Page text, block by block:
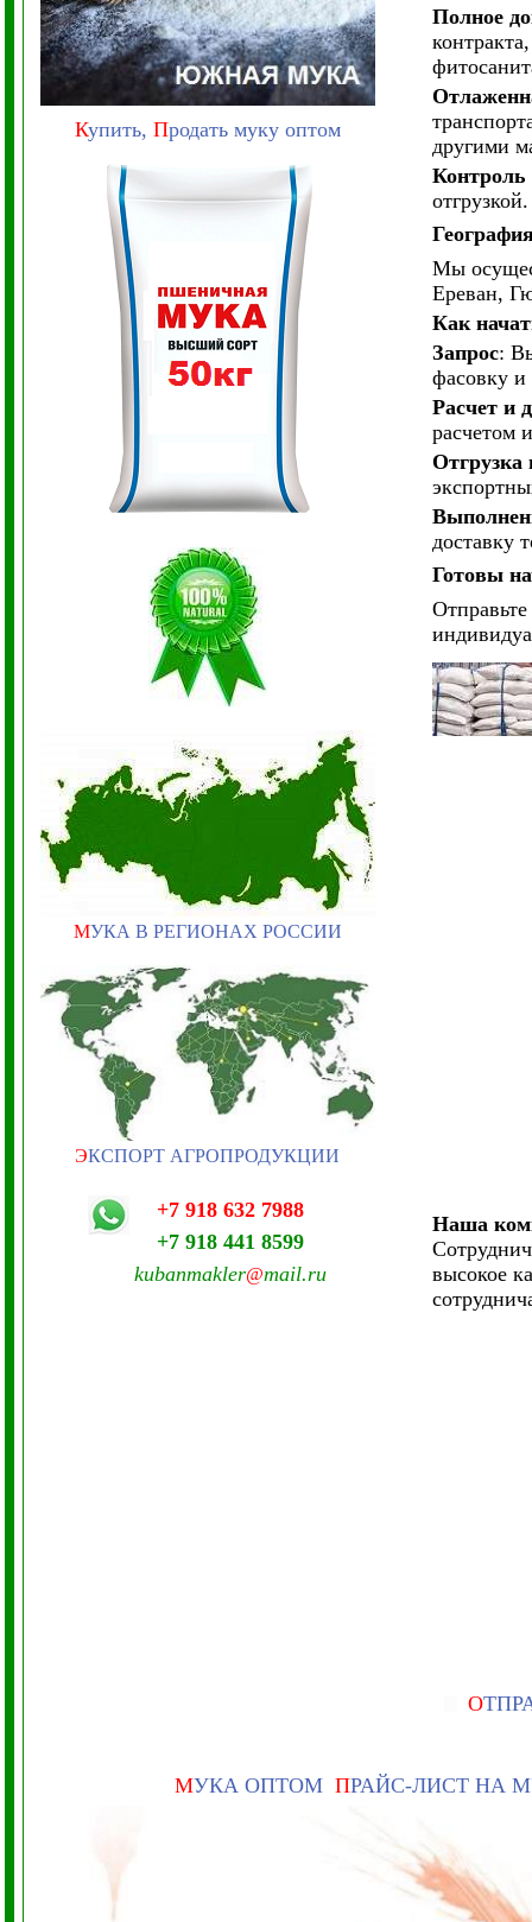
Купить, Продать муку оптом
МУКА В РЕГИОНАХ РОССИИ
ЭКСПОРТ АГРОПРОДУКЦИИ
+7 918 632 7988
+7 918 441 8599
kubanmakler@mail.ru
Полное
другими
Контроль
Мы
Ереван,
Как
Запрос:
фасовку и
Расчет и
расчетом
Отгрузка
доставку
Готовы
Наша
высокое
О
МУКА ОПТОМ ПРАЙС-ЛИСТ НА